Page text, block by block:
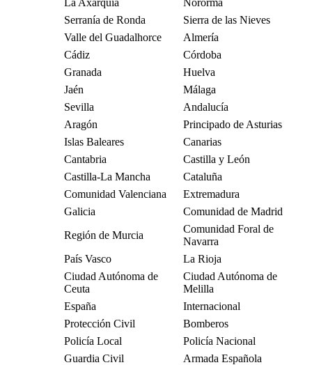
La Axarquía
Nororma
Serranía de Ronda
Sierra de las Nieves
Valle del Guadalhorce
Almería
Cádiz
Córdoba
Granada
Huelva
Jaén
Málaga
Sevilla
Andalucía
Aragón
Principado de Asturias
Islas Baleares
Canarias
Cantabria
Castilla y León
Castilla-La Mancha
Cataluña
Comunidad Valenciana
Extremadura
Galicia
Comunidad de Madrid
Región de Murcia
Comunidad Foral de
Navarra
País Vasco
La Rioja
Ciudad Autónoma de
Ceuta
Ciudad Autónoma de
Melilla
España
Internacional
Protección Civil
Bomberos
Policía Local
Policía Nacional
Guardia Civil
Armada Española